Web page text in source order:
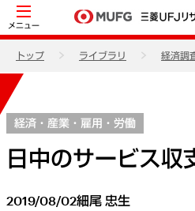
メニュー
トップ ライブラリ 経済調
経済・産業・雇用・労働
日中のサービス収
2019/08/02細尾 忠生